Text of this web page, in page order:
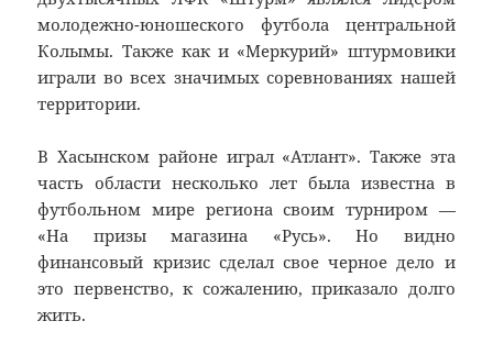
молодежно-юношеского футбола центральной
Колымы. Также как и «Меркурий» штурмовики
играли во всех значимых соревнованиях нашей
территории.
В Хасынском районе играл «Атлант». Также эта
часть области несколько лет была известна в
футбольном мире региона своим турниром —
«На призы магазина «Русь». Но видно
финансовый кризис сделал свое черное дело и
это первенство, к сожалению, приказало долго
жить.